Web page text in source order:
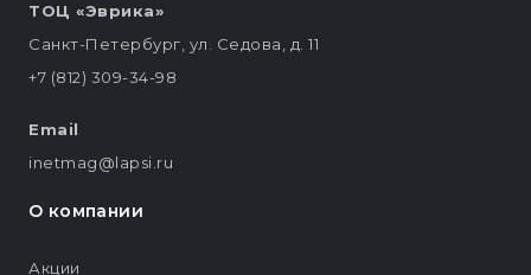
ТОЦ «Эврика»
Санкт-Петербург, ул. Седова, д. 11
+7 (812) 309-34-98
Email
inetmag@lapsi.ru
О компании
Акции